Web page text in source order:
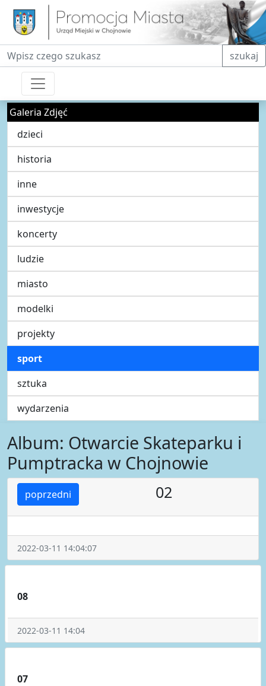
Fraza do wyszukiwania szukaj
Galeria Zdjęć
dzieci
historia
inne
inwestycje
koncerty
ludzie
miasto
modelki
projekty
sport
sztuka
wydarzenia
Album: Otwarcie Skateparku i
Pumptracka w Chojnowie
poprzedni 02
2022-03-11 14:04:07
08
2022-03-11 14:04
07